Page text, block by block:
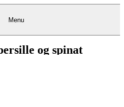
Frokostordning
&&BagerierBagerierRestauranter &
Køb gavekort
Kundeservice
Menu
og spinat